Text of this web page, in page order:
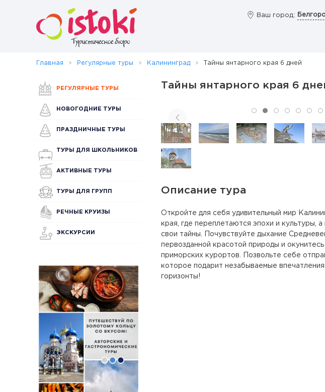
Ваш город:
Главная Регулярные туры Калининград Тайны янтарного края 6 дней
Тайны янтарного края 6
Описание тура
Откройте для себя удивительный мир
края, где переплетаются эпохи и культуры,
свои тайны. Почувствуйте дыхание
первозданной красотой природы и
приморских курортов. Позвольте себе
которое подарит незабываемые
горизонты!
РЕГУЛЯРНЫЕ ТУРЫ
НОВОГОДНИЕ ТУРЫ
ПРАЗДНИЧНЫЕ ТУРЫ
ТУРЫ ДЛЯ ШКОЛЬНИКОВ
АКТИВНЫЕ ТУРЫ
ТУРЫ ДЛЯ ГРУПП
РЕЧНЫЕ КРУИЗЫ
ЭКСКУРСИИ